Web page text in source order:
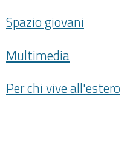
Spazio giovani
Multimedia
Per chi vive all'estero